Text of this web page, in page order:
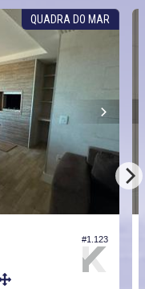
QUADRA DO MAR
#1.123